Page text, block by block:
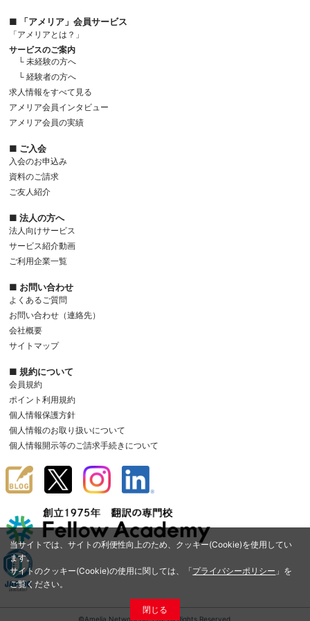
当サイトでは、サイトの利便性向上のため、クッキー(Cookie)を使用してい
ます。
サイトのクッキー(Cookie)の使用に関しては、「プライバシーポリシー 」を
ご覧ください。
閉じる
■ 「アメリア」会員サービス
「アメリアとは？」
サービスのご案内
└ 未経験の方へ
└ 経験者の方へ
求人情報をすべて見る
アメリア会員インタビュー
アメリア会員の実績
■ ご入会
入会のお申込み
資料のご請求
ご友人紹介
■ 法人の方へ
法人向けサービス
サービス紹介動画
ご利用企業一覧
■ お問い合わせ
よくあるご質問
お問い合わせ（連絡先）
会社概要
サイトマップ
■ 規約について
会員規約
ポイント利用規約
個人情報保護方針
個人情報のお取り扱いについて
個人情報開示等のご請求手続きについて
©Amelia Network Co.,Ltd. All Rights Reserved.